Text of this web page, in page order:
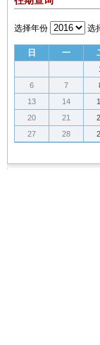
选择年份 选
日 一
6
7
13
14
20
21
27
28